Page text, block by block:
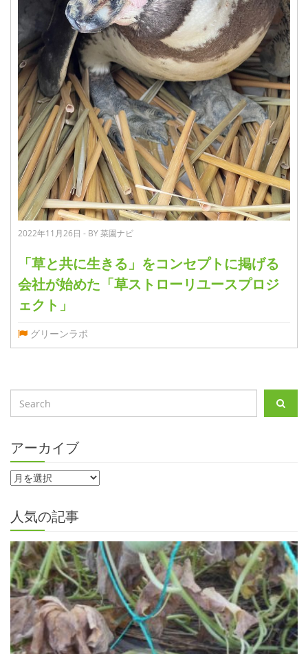
2022年11月26日 - BY 菜園ナビ
「草と共に生きる」をコンセプトに掲げる
会社が始めた「草ストローリユースプロジ
ェクト」
グリーンラボ
アーカイブ
人気の記事